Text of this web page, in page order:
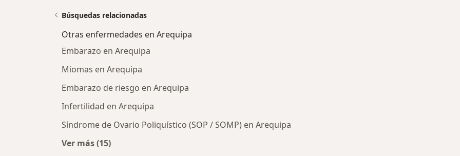
Búsquedas relacionadas
Otras enfermedades en Arequipa
Embarazo en Arequipa
Miomas en Arequipa
Embarazo de riesgo en Arequipa
Infertilidad en Arequipa
Síndrome de Ovario Poliquístico (SOP / SOMP) en Arequipa
Ver más (15)